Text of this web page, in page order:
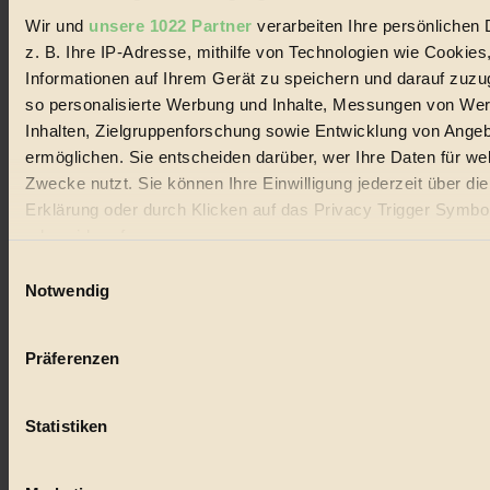
Wir und unsere 1022 Partner verarbeiten Ihre persönlichen
z. B. Ihre IP-Adresse, mithilfe von Technologien wie
Informationen auf Ihrem Gerät zu speichern und darauf
so personalisierte Werbung und Inhalte, Messungen von
Inhalten, Zielgruppenforschung sowie Entwicklung von
ermöglichen. Sie entscheiden darüber, wer Ihre Daten für
Zwecke nutzt. Sie können Ihre Einwilligung jederzeit über
Erklärung oder durch Klicken auf das Privacy Trigger
oder widerrufen
Wenn Sie es erlauben, würden wir auch gerne:
Ihr Gerät durch aktives Scannen nach bestimmten
Erfahren Sie mehr darüber, wie Ihre persönlichen Daten
Notwendig
Präferenzen
Statistiken
Lebensmittel
Essen